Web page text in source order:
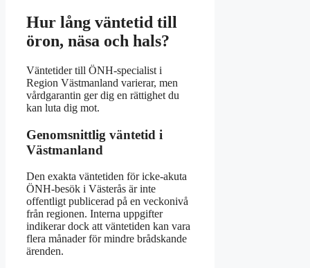
Hur lång väntetid till
öron, näsa och hals?
Väntetider till ÖNH-specialist i
Region Västmanland varierar, men
vårdgarantin ger dig en rättighet du
kan luta dig mot.
Genomsnittlig väntetid i
Västmanland
Den exakta väntetiden för icke-akuta
ÖNH-besök i Västerås är inte
offentligt publicerad på en veckonivå
från regionen. Interna uppgifter
indikerar dock att väntetiden kan vara
flera månader för mindre brådskande
ärenden.